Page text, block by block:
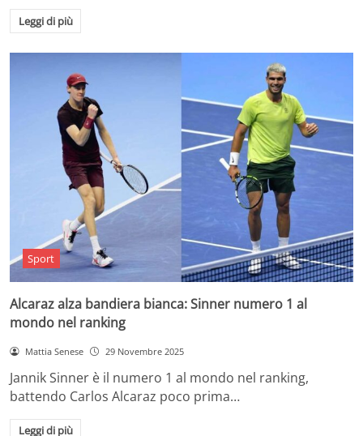
Leggi di più
Sport
Alcaraz alza bandiera bianca: Sinner numero 1 al
mondo nel ranking
Mattia Senese 29 Novembre 2025
Jannik Sinner è il numero 1 al mondo nel ranking,
battendo Carlos Alcaraz poco prima…
Leggi di più